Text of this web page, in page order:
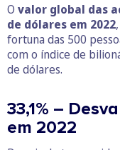
O valor global das
de dólares em 2022
fortuna das 500
com o índice de
de dólares.
33,1% –
em 2022